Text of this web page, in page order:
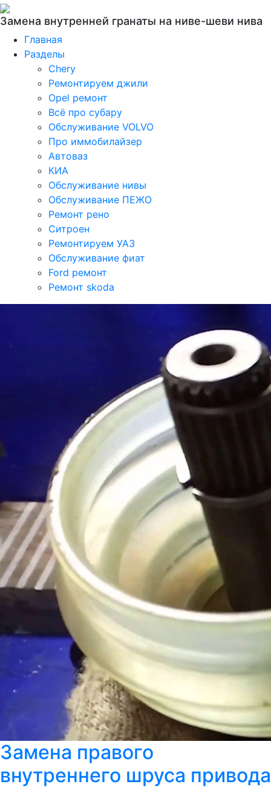
Замена внутренней гранаты на ниве-шеви нива
Главная
Разделы
Chery
Ремонтируем джили
Opel ремонт
Всё про субару
Обслуживание VOLVO
Про иммобилайзер
Автоваз
КИА
Обслуживание нивы
Обслуживание ПЕЖО
Ремонт рено
Ситроен
Ремонтируем УАЗ
Обслуживание фиат
Ford ремонт
Ремонт skoda
Замена правого
внутреннего шруса привода